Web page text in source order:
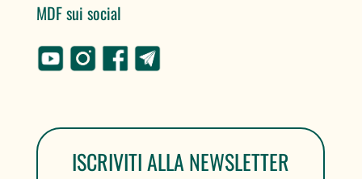
MDF sui social
ISCRIVITI ALLA NEWSLETTER